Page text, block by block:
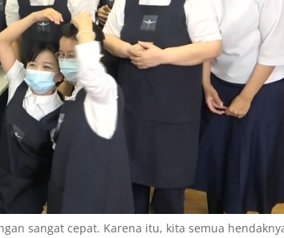
sangat cepat. Karena itu, kita semua